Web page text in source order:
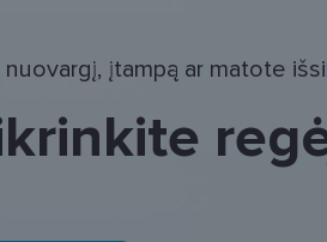
įtampą ar matote
Šie slapukai yra būtini, kad
tačiau neatskleidžia Jūsų
saugomi Jūsų įrenginyje, kol
Pavadinimas
Teikėjas/
Domenas